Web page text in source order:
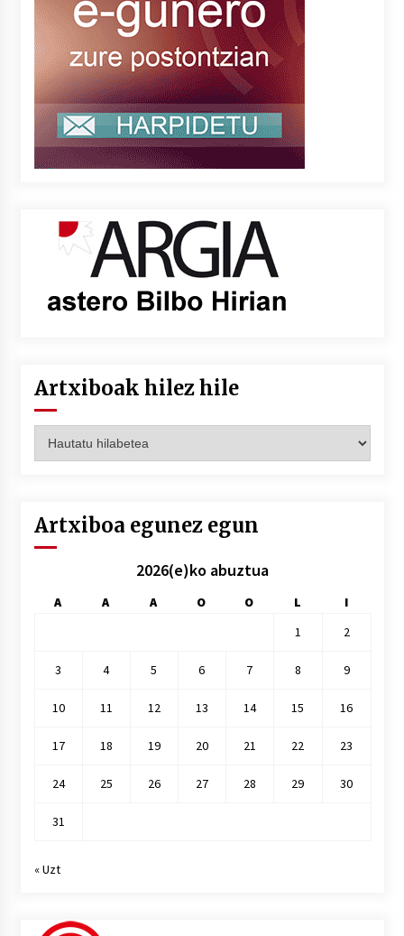
Artxiboak hilez hile
hilez
Artxiboa egunez egun
2026(e)ko abuztua
A A A O O L
I
1
2
3 4 5 6 7 8 9
10 11 12 13 14 15 16
17 18 19 20 21 22 23
24 25 26 27 28 29 30
31
« Uzt